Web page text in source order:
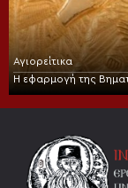
Αγιορείτικα
Η εφαρμογή της